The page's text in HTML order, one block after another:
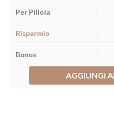
AGGIUNGI